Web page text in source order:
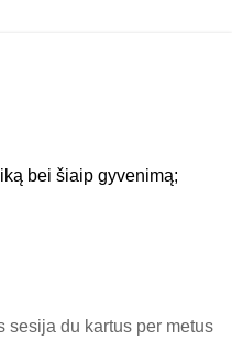
bei šiaip gyvenimą;
sesija du kartus per metus